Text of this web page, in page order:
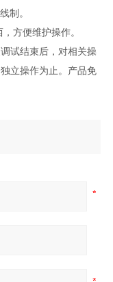
制。
方便维护操作。
试结束后，对相关操
立操作为止。产品免